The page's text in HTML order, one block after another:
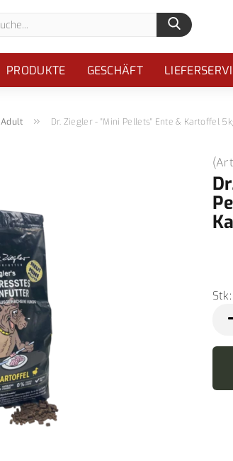
Suche...
PRODUKTE GESCHÄFT
» Dr. Ziegler - "Mini Pellets" Ente & Kartoffel
Stk:
Stk